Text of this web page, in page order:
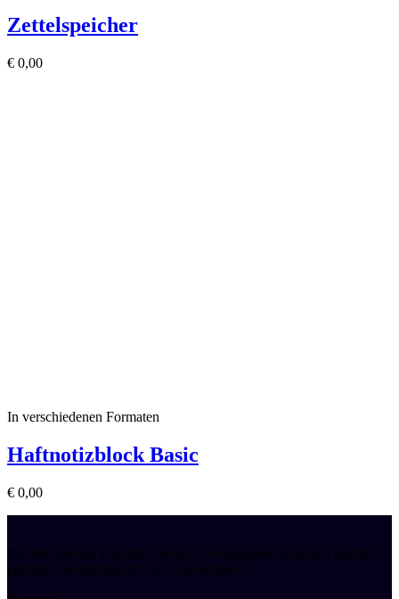
Zettelspeicher
€ 0,00
In verschiedenen Formaten
Haftnotizblock Basic
€ 0,00
Ihr individueller Kalenderverlag! Personalisierte Kalender sind das
perfekte Werbemittel für Ihr Unternehmen.